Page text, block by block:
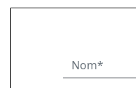
Nom